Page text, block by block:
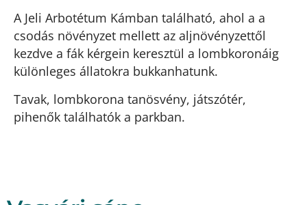
A Jeli Arbotétum Kámban található, ahol a a
csodás növényzet mellett az aljnövényzettől
kezdve a fák kérgein keresztül a lombkoronáig
különleges állatokra bukkanhatunk.
Tavak, lombkorona tanösvény, játszótér,
pihenők találhatók a parkban.